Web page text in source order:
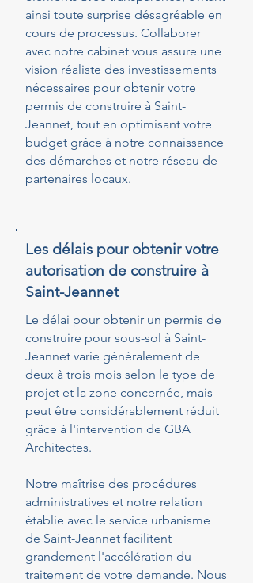
ainsi toute surprise désagréable en
cours de processus. Collaborer
avec notre cabinet vous assure une
vision réaliste des investissements
nécessaires pour obtenir votre
permis de construire à Saint-
Jeannet, tout en optimisant votre
budget grâce à notre connaissance
des démarches et notre réseau de
partenaires locaux.
Les délais pour obtenir votre
autorisation de construire à
Saint-Jeannet
Le délai pour obtenir un permis de
construire pour sous-sol à Saint-
Jeannet varie généralement de
deux à trois mois selon le type de
projet et la zone concernée, mais
peut être considérablement réduit
grâce à l'intervention de GBA
Architectes.
Notre maîtrise des procédures
administratives et notre relation
établie avec le service urbanisme
de Saint-Jeannet facilitent
grandement l'accélération du
traitement de votre demande. Nous